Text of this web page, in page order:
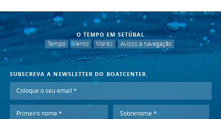
O TEMPO EM SETÚBAL
Tempo
Vento Marés Avisos à navegação
SUBSCREVA A NEWSLETTER DO BOATCENTER.